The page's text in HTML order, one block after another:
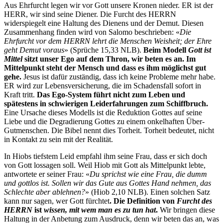
Aus Ehrfurcht legen wir vor Gott unsere Kronen nieder. ER ist der
HERR, wir sind seine Diener. Die Furcht des HERRN
widerspiegelt eine Haltung des Dienens und der Demut. Diesen
Zusammenhang finden wird von Salomo beschrieben: «Die
Ehrfurcht vor dem HERRN lehrt die Menschen Weisheit; der Ehre
geht Demut voraus» (Sprüche 15,33 NLB). Beim Modell Gott ist
Mittelsitzt unser Ego auf dem Thron, wir beten es an. Im
Mittelpunkt steht der Mensch und dass es ihm möglichst gut
gehe. Jesus ist dafür zuständig, dass ich keine Probleme mehr habe.
ER wird zur Lebensversicherung, die im Schadensfall sofort in
Kraft tritt. Das Ego-System führt nicht zum Leben und
spätestens in schwierigen Leiderfahrungen zum Schiffbruch.
Eine Ursache dieses Modells ist die Reduktion Gottes auf seine
Liebe und die Degradierung Gottes zu einem onkelhaften Über-
Gutmenschen. Die Bibel nennt dies Torheit. Torheit bedeutet, nicht
in Kontakt zu sein mit der Realität.
In Hiobs tiefstem Leid empfahl ihm seine Frau, dass er sich doch
von Gott lossagen soll. Weil Hiob mit Gott als Mittelpunkt lebte,
antwortete er seiner Frau: «Du sprichst wie eine Frau, die dumm
und gottlos ist. Sollen wir das Gute aus Gottes Hand nehmen, das
Schlechte aber ablehnen?» (Hiob 2,10 NLB). Einen solchen Satz
kann nur sagen, wer Gott fürchtet. Die Definition von Furcht des
HERRN ist wissen, mit wem man es zu tun hat. Wir bringen diese
Haltung in der Anbetung zum Ausdruck, denn wir beten das an, was